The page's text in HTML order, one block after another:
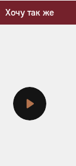
Хочу так же